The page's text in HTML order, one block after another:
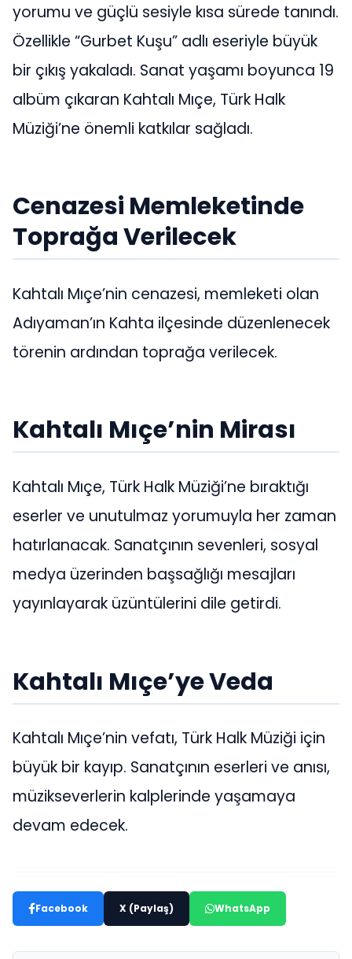
yorumu ve güçlü sesiyle kısa sürede tanındı.
Özellikle “Gurbet Kuşu” adlı eseriyle büyük
bir çıkış yakaladı. Sanat yaşamı boyunca 19
albüm çıkaran Kahtalı Mıçe, Türk Halk
Müziği’ne önemli katkılar sağladı.
Cenazesi Memleketinde
Toprağa Verilecek
Kahtalı Mıçe’nin cenazesi, memleketi olan
Adıyaman’ın Kahta ilçesinde düzenlenecek
törenin ardından toprağa verilecek.
Kahtalı Mıçe’nin Mirası
Kahtalı Mıçe, Türk Halk Müziği’ne bıraktığı
eserler ve unutulmaz yorumuyla her zaman
hatırlanacak. Sanatçının sevenleri, sosyal
medya üzerinden başsağlığı mesajları
yayınlayarak üzüntülerini dile getirdi.
Kahtalı Mıçe’ye Veda
Kahtalı Mıçe’nin vefatı, Türk Halk Müziği için
büyük bir kayıp. Sanatçının eserleri ve anısı,
müzikseverlerin kalplerinde yaşamaya
devam edecek.
Facebook X (Paylaş) WhatsApp